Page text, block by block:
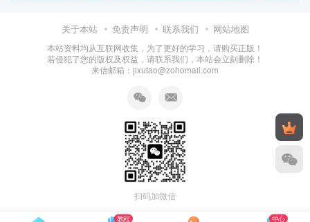
关于本站 免责声明 联系我们 网站地图
本站资料均从互联网收集，为了更好的学习，请购买正版！
若侵犯了您的版权及权益，请联系我们，本站会立刻删除！
来信邮箱：jixutao@zohomail.com
扫码加微信
教程 中心